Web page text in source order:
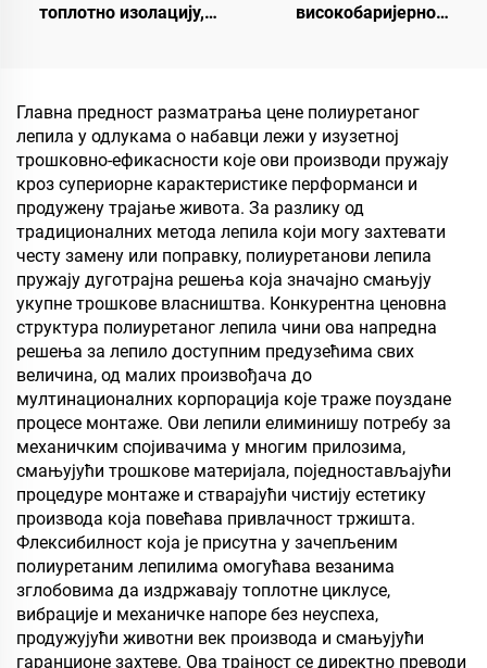
топлотно изолацију,
солар, спољни зид,
унутрашњи зид,
преградну зид, спаваћу
собу, састанак и
учионицу, КТВ, по
високобаријерно
као што су чај, кафа,
ореви, чоколаде, пецири
и зачини
Главна предност разматрања цене полиуретаног
лепила у одлукама о набавци лежи у изузетној
трошковно-ефикасности које ови производи пружају
кроз супериорне карактеристике перформанси и
продужену трајање живота. За разлику од
традиционалних метода лепила који могу захтевати
честу замену или поправку, полиуретанови лепила
пружају дуготрајна решења која значајно смањују
укупне трошкове власништва. Конкурентна ценовна
структура полиуретаног лепила чини ова напредна
решења за лепило доступним предузећима свих
величина, од малих произвођача до
мултинационалних корпорација које траже поуздане
процесе монтаже. Ови лепили елиминишу потребу за
механичким спојивачима у многим прилозима,
смањујући трошкове материјала, поједностављајући
процедуре монтаже и стварајући чистију естетику
производа која повећава привлачност тржишта.
Флексибилност која је присутна у зачепљеним
полиуретаним лепилима омогућава везанима
зглобовима да издржавају топлотне циклусе,
вибрације и механичке напоре без неуспеха,
продужујући животни век производа и смањујући
гаранционе захтеве. Ова трајност се директно преводи